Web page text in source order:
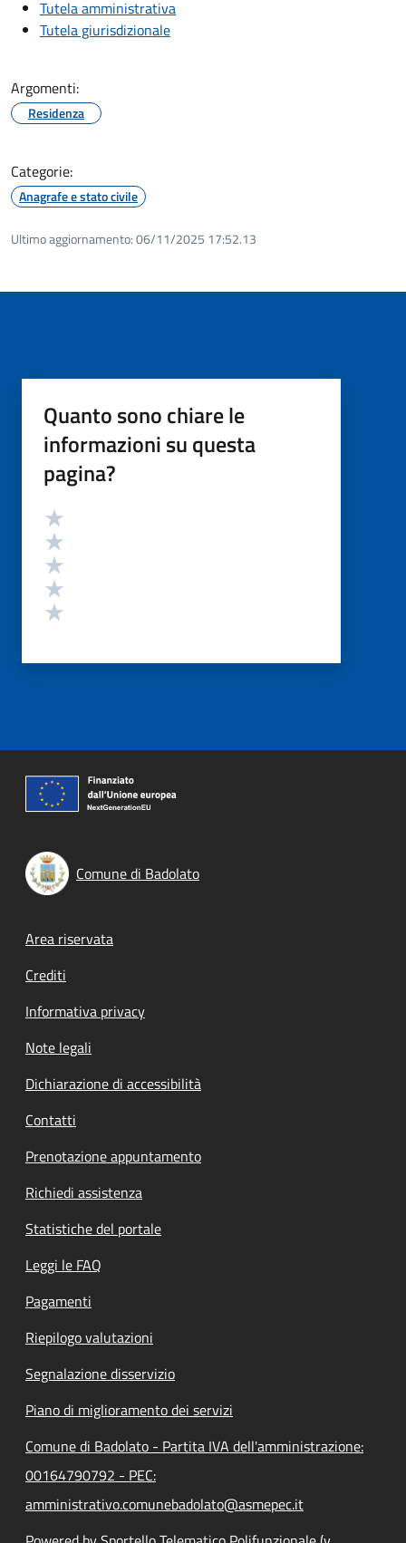
Tutela amministrativa
Tutela giurisdizionale
Argomenti:
Residenza
Categorie:
Anagrafe e stato civile
Ultimo aggiornamento:06/11/2025 17:52.13
Quanto sono chiare le
informazioni su questa
pagina?
Valutazione
Comune di Badolato
Footer menu
Area riservata
Crediti
Informativa privacy
Note legali
Dichiarazione di accessibilità
Contatti
Prenotazione appuntamento
Richiedi assistenza
Statistiche del portale
Leggi le FAQ
Pagamenti
Riepilogo valutazioni
Segnalazione disservizio
Piano di miglioramento dei servizi
Comune di Badolato - Partita IVA dell'amministrazione:
00164790792 - PEC:
amministrativo.comunebadolato@asmepec.it